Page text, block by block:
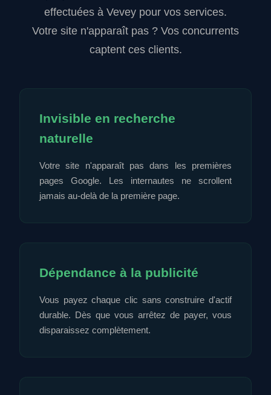
effectuées à Vevey pour vos services.
Votre site n'apparaît pas ? Vos concurrents
captent ces clients.
Invisible en recherche
naturelle
Votre site n'apparaît pas dans les premières
pages Google. Les internautes ne scrollent
jamais au-delà de la première page.
Dépendance à la publicité
Vous payez chaque clic sans construire d'actif
durable. Dès que vous arrêtez de payer, vous
disparaissez complètement.